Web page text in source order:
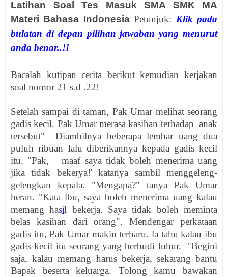
Latihan Soal Tes Masuk SMA SMK MA
Materi Bahasa Indonesia Petunjuk: Klik pada
bulatan di depan pilihan jawaban yang menurut
anda benar..!!
Bacalah kutipan cerita berikut kemudian kerjakan
soal nomor 21 s.d .22!
Setelah sampai di taman, Pak Umar melihat seorang
gadis kecil. Pak Umar merasa kasihan terhadap anak
tersebut" Diambilnya beberapa lembar uang dua
puluh ribuan Ialu diberikannya kepada gadis kecil
itu. "Pak, maaf saya tidak boleh menerima uang
jika tidak bekerya!' katanya sambil menggeleng-
gelengkan kepala. "Mengapa?" tanya Pak Umar
heran. "Kata lbu, saya boleh menerima uang kalau
memang hasil bekerja. Saya tidak boleh meminta
belas kasihan dari orang". Mendengar perkataan
gadis itu, Pak Umar makin terharu. la tahu kalau ibu
gadis kecil itu seorang yang berbudi luhur. "Begini
saja, kalau memang harus bekerja, sekarang bantu
Bapak beserta keluarga. Tolong kamu bawakan